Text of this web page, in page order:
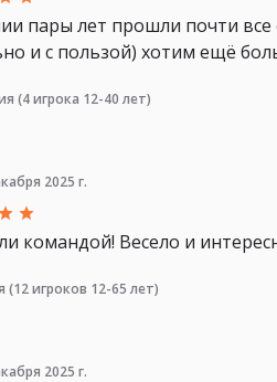
пары лет прошли почти все
и с пользой) хотим ещё
(4 игрока 12-40 лет)
2025 г.
командой! Весело и
(12 игроков 12-65 лет)
2025 г.